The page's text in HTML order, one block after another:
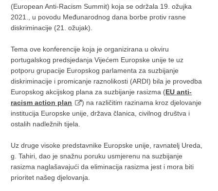
(European Anti-Racism Summit) koja se održala 19. ožujka
2021., u povodu Međunarodnog dana borbe protiv rasne
diskriminacije (21. ožujak).
Tema ove konferencije koja je organizirana u okviru
portugalskog predsjedanja Vijećem Europske unije te uz
potporu grupacije Europskog parlamenta za suzbijanje
diskriminacije i promicanje raznolikosti (ARDI) bila je provedba
Europskog akcijskog plana za suzbijanje rasizma (EU anti-
racism action plan
) na različitim razinama kroz djelovanje
institucija Europske unije, država članica, civilnog društva i
ostalih nadležnih tijela.
Uz druge visoke predstavnike Europske unije, ravnatelj Ureda,
g. Tahiri, dao je snažnu poruku usmjerenu na suzbijanje
rasizma naglašavajući da eliminacija rasizma jest i mora biti
prioritet našeg djelovanja.